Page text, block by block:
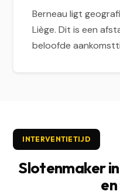
Berneau ligt
Liège. Dit is een
beloofde
INTERVENTIETIJD
Slotenmaker